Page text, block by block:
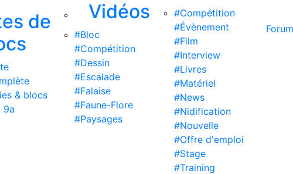
de
& blocs
9a
Vidéos
#Bloc
#Compétition
#Dessin
#Escalade
#Falaise
#Faune-Flore
#Paysages
#Compétition
#Évènement
#Film
#Interview
#Livres
#Matériel
#News
#Nidification
#Nouvelle
#Offre d'emploi
#Stage
#Training
Forum